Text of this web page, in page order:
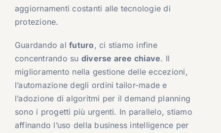
aggiornamenti costanti alle tecnologie di
protezione.
Guardando alfuturo, ci stiamo infine
concentrando su diverse aree chiave. Il
miglioramento nella gestione delle eccezioni,
l’automazione degli ordini tailor-made e
l’adozione di algoritmi per il demand planning
sono i progetti più urgenti. In parallelo, stiamo
affinando l’uso della business intelligence per